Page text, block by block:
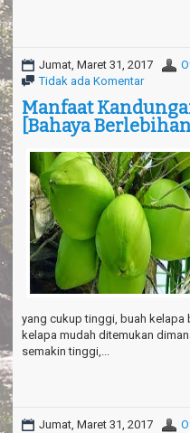
Jumat, Maret 31, 2017
Tidak ada Komentar
Manfaat
[Bahaya
yang cukup tinggi, buah kelapa
kelapa mudah ditemukan
semakin tinggi,...
Jumat, Maret 31, 2017